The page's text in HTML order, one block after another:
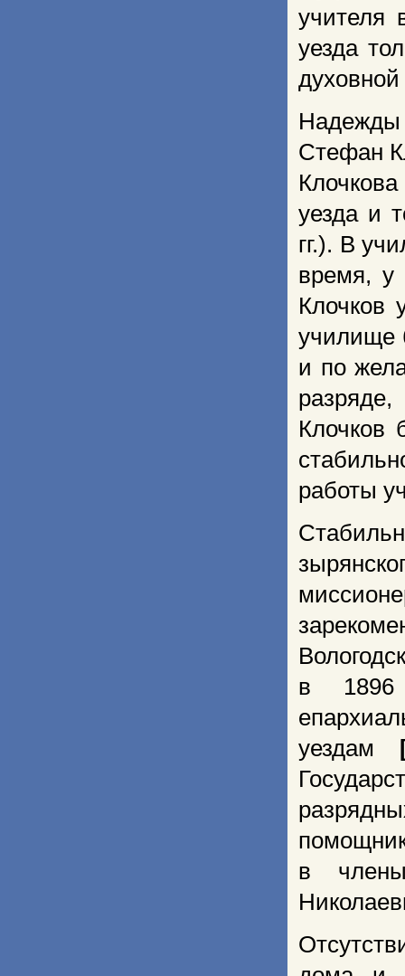
учителя
уезда
Надежды
Стефан
уезда и
гг.). В
время, у
Клочков
училище
и по
Клочков
работы
в 1896
уездам
в